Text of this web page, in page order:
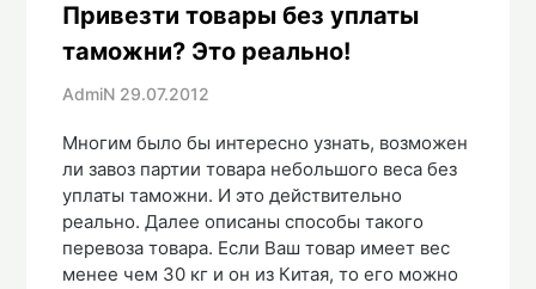
Привезти товары без уплаты
таможни? Это реально!
AdmiN 29.07.2012
Многим было бы интересно узнать, возможен
ли завоз партии товара небольшого веса без
уплаты таможни. И это действительно
реально. Далее описаны способы такого
перевоза товара. Если Ваш товар имеет вес
менее чем 30 кг и он из Китая, то его можно